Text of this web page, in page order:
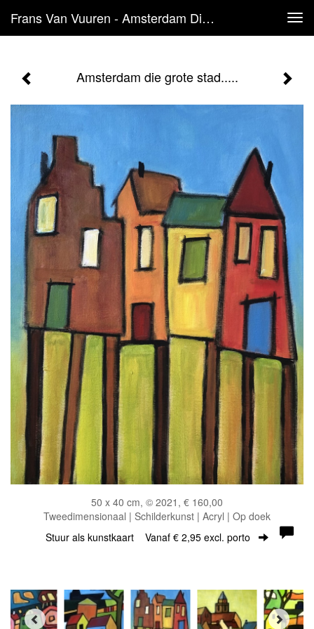
Frans Van Vuuren - Amsterdam Die Grote Stad.....
Amsterdam die grote stad.....
50 x 40 cm, © 2021, € 160,00
Tweedimensionaal | Schilderkunst | Acryl | Op doek
Stuur als kunstkaart Vanaf € 2,95 excl. porto